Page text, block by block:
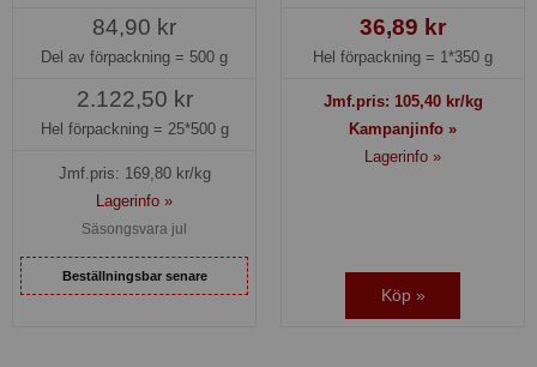
84,90 kr
Del av förpackning = 500 g
2.122,50 kr
Hel förpackning = 25*500 g
Jmf.pris: 169,80kr/kg
Lagerinfo »
Säsongsvara jul
Beställningsbar senare
36,89 kr
Hel förpackning = 1*350 g
Jmf.pris: 105,40kr/kg
Kampanjinfo »
Lagerinfo »
Köp »